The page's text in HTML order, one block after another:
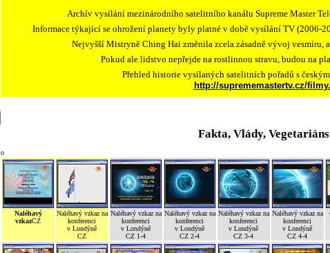
Archív vysílání mezinárodního satelitního kanálu Supreme Master
Informace týkající se ohrožení planety byly platné v době vysílání TV (2006-
Nejvyšší Mistryně Ching Hai změnila zcela zásadně vývoj vesmíru,
Pokud ale lidstvo nepřejde na rostlinnou stravu, budou na
Přehled historie vysílaných satelitních pořadů s
http://suprememastertv.cz/
Fakta, Vlády,
o
Naléhavý
vzkazCZ
Naléhavý vzkaz na
konferenci
v Londýně
CZ
Naléhavý vzkaz na
konferenci
v Londýně
CZ 1-4
Naléhavý vzkaz na
konferenci
v Londýně
CZ 2-4
Naléhavý vzkaz na
konferenci
v Londýně
CZ 3-4
Naléhavý vzkaz na
konferenci
v Londýně
CZ 4-4